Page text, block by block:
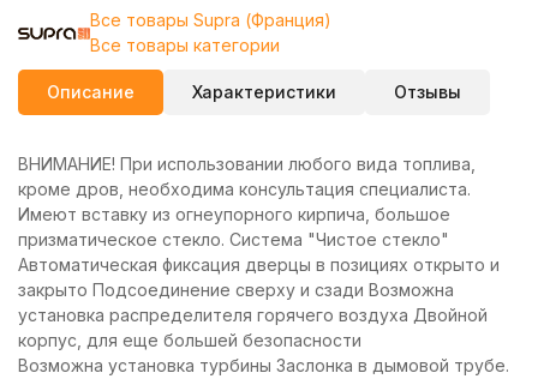
Все товары Supra (Франция)
Все товары категории
Описание Характеристики Отзывы
ВНИМАНИЕ! При использовании любого вида топлива,
кроме дров, необходима консультация специалиста.
Имеют вставку из огнеупорного кирпича, большое
призматическое стекло. Система "Чистое стекло"
Автоматическая фиксация дверцы в позициях открыто и
закрыто Подсоединение сверху и сзади Возможна
установка распределителя горячего воздуха Двойной
корпус, для еще большей безопасности
Возможна установка турбины Заслонка в дымовой трубе.